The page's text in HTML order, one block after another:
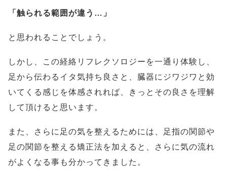
「触られる範囲が違う…」
と思われることでしょう。
しかし、この経絡リフレクソロジーを一通り体験し、
足から伝わるイタ気持ち良さと、臓器にジワジワと効
いてくる感じを体感されれば、きっとその良さを理解
して頂けると思います。
また、さらに足の気を整えるためには、足指の関節や
足の関節を整える矯正法を加えると、さらに気の流れ
がよくなる事も分かってきました。